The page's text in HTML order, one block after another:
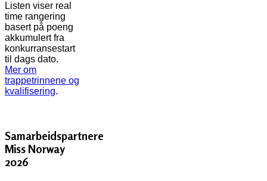
Listen viser real
time rangering
basert på poeng
akkumulert fra
konkurransestart
til dags dato.
Mer om
trappetrinnene og
kvalifisering.
Samarbeidspartnere
Miss Norway
2026